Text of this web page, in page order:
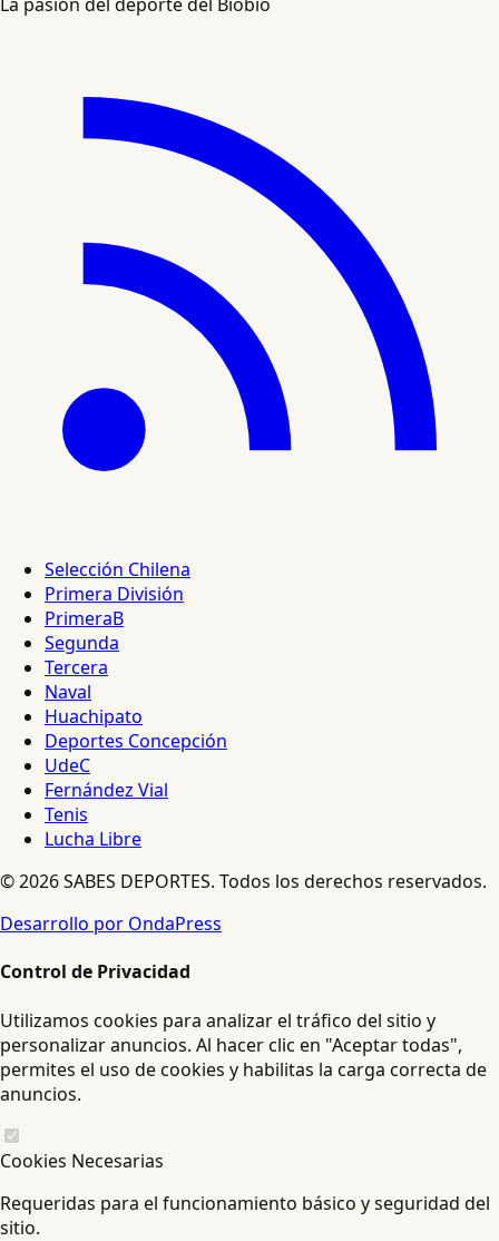
Selección Chilena
Primera División
PrimeraB
Segunda
Tercera
Naval
Huachipato
Deportes Concepción
UdeC
Fernández Vial
Tenis
Lucha Libre
© 2026 SABES DEPORTES. Todos los derechos reservados.
Desarrollo por OndaPress
Control de Privacidad
Utilizamos cookies para analizar el tráfico del sitio y
personalizar anuncios. Al hacer clic en "Aceptar todas",
permites el uso de cookies y habilitas la carga correcta de
anuncios.
Cookies Necesarias
Requeridas para el funcionamiento básico y seguridad del
sitio.